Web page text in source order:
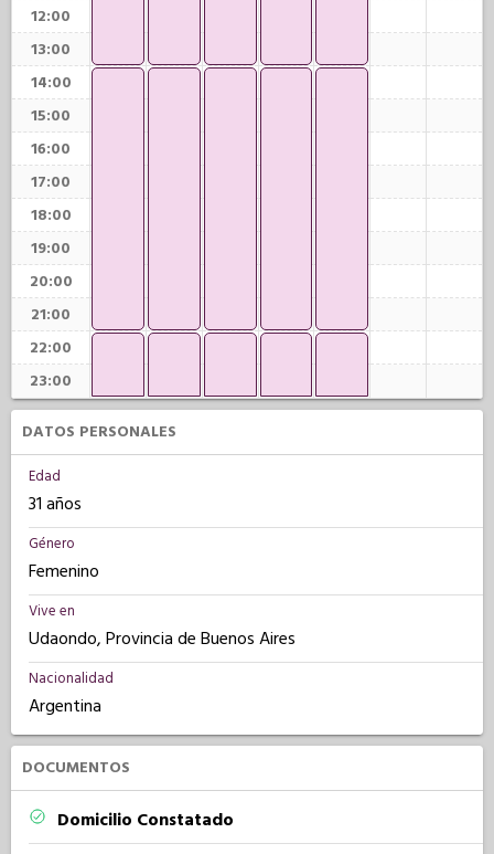
12:00
13:00
14:00
15:00
16:00
17:00
18:00
19:00
20:00
21:00
22:00
23:00
DATOS PERSONALES
Edad
31 años
Género
Femenino
Vive en
Udaondo, Provincia de Buenos Aires
Nacionalidad
Argentina
DOCUMENTOS
Domicilio Constatado